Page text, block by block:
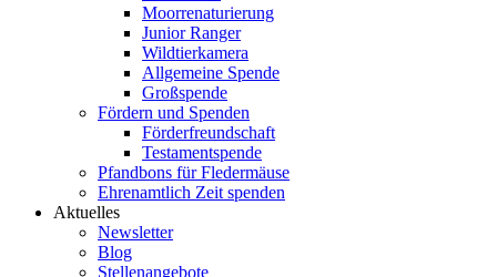
Moorrenaturierung
Junior Ranger
Wildtierkamera
Allgemeine Spende
Großspende
Fördern und Spenden
Förderfreundschaft
Testamentspende
Pfandbons für Fledermäuse
Ehrenamtlich Zeit spenden
Aktuelles
Newsletter
Blog
Stellenangebote